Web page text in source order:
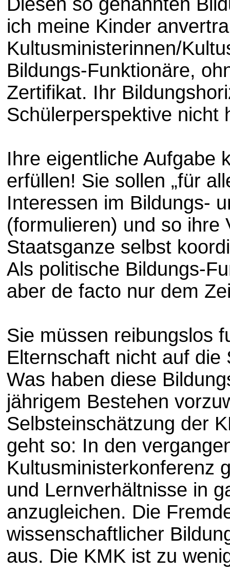
ich meine Kinder
Kultusministerinnen/
Bildungs-Funktionäre,
Zertifikat. Ihr
Schülerperspektive nicht
Ihre eigentliche Aufgabe
erfüllen! Sie sollen „für
Interessen im Bildungs-
(formulieren) und so ihre
Staatsganze selbst
Als politische Bildungs-
aber de facto nur dem
Sie müssen reibungslos
Elternschaft nicht auf
Was haben diese
jährigem Bestehen
Selbsteinschätzung der
geht so: In den
Kultusministerkonferenz
und Lernverhältnisse in
anzugleichen. Die
wissenschaftlicher
aus. Die KMK ist zu